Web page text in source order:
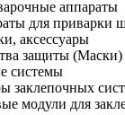
аппараты
для приварки
аксессуары
защиты (Маски)
системы
заклепочных
модули для